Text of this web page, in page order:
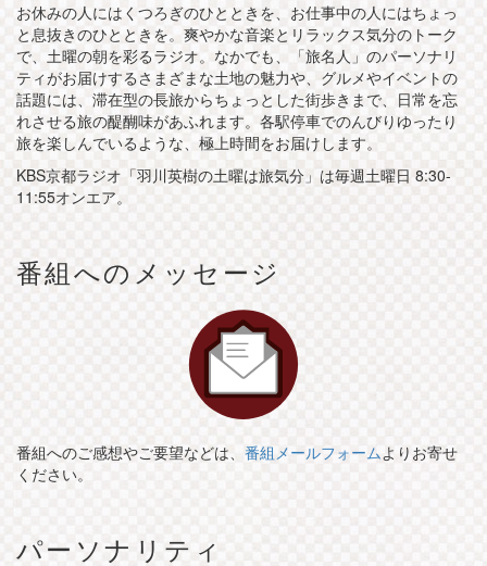
お休みの人にはくつろぎのひとときを、お仕事中の人にはちょっ
と息抜きのひとときを。爽やかな音楽とリラックス気分のトーク
で、土曜の朝を彩るラジオ。なかでも、「旅名人」のパーソナリ
ティがお届けするさまざまな土地の魅力や、グルメやイベントの
話題には、滞在型の長旅からちょっとした街歩きまで、日常を忘
れさせる旅の醍醐味があふれます。各駅停車でのんびりゆったり
旅を楽しんでいるような、極上時間をお届けします。
KBS京都ラジオ「羽川英樹の土曜は旅気分」は毎週土曜日 8:30-
11:55オンエア。
番組へのメッセージ
番組へのご感想やご要望などは、 番組メールフォームよりお寄せ
ください。
パーソナリティ